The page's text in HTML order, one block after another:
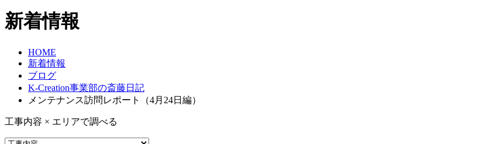
新着情報
HOME
新着情報
ブログ
K-Creation事業部の斎藤日記
メンテナンス訪問レポート（4月24日編）
工事内容 × エリアで調べる